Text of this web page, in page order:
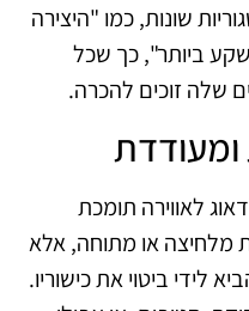
שונות, כמו "היצירה
ביותר", כך שכל
שלה זוכים להכרה.
ומעודדת
לאווירה תומכת
מלחיצה או מתוחה, אלא
לידי ביטוי את כישוריו.